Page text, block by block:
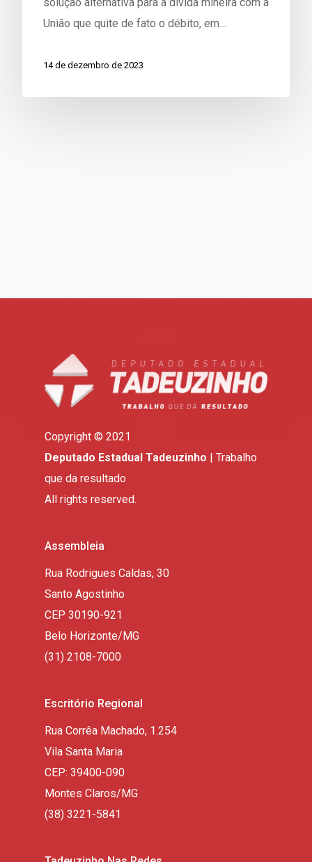
União que quite de fato o débito, em…
14 de dezembro de 2023
Copyright © 2021
Deputado Estadual Tadeuzinho | Trabalho
que da resultado
All rights reserved.
Assembleia
Rua Rodrigues Caldas, 30
Santo Agostinho
CEP 30190-921
Belo Horizonte/MG
(31) 2108-7000
Escritório Regional
Rua Corrêa Machado, 1.254
Vila Santa Maria
CEP: 39400-090
Montes Claros/MG
(38) 3221-5841